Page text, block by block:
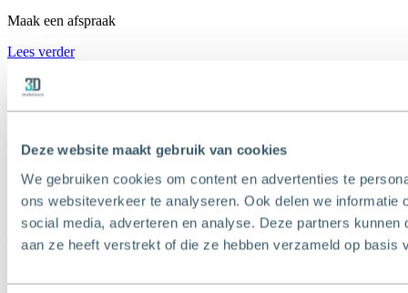
Deze website maakt gebruik van cookies
We gebruiken cookies om content en advertenties te
ons websiteverkeer te analyseren. Ook delen we
social media, adverteren en analyse. Deze partners
aan ze heeft verstrekt of die ze hebben verzameld op basis
Maak een afspraak
Lees verder
010 - 427 77 88
info@3dmakelaars.nl